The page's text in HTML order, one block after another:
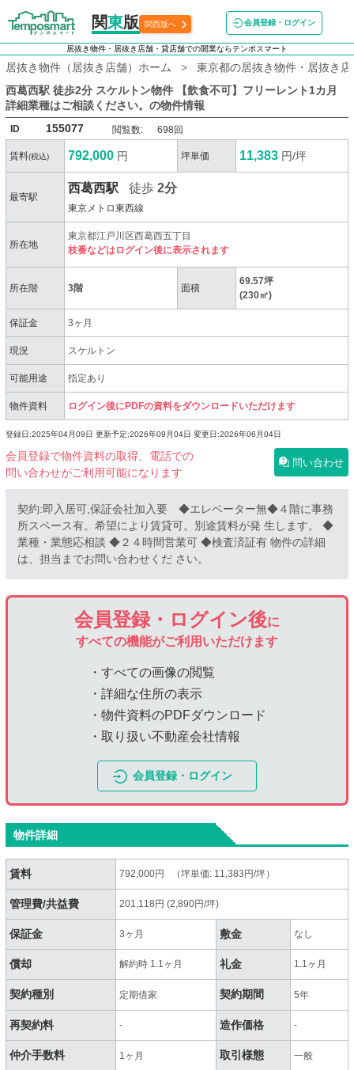
関東版 関西版へ 会員登録・ログイン
居抜き物件・居抜き店舗・貸店舗での開業ならテンポスマート
居抜き物件（居抜き店舗）ホーム
東京都の居抜き物件・居抜き
西葛西駅 徒歩2分 スケルトン物件 【飲食不可】フリーレント1カ月
詳細業種はご相談ください。 の物件情報
ID 155077 閲覧数: 698回
賃料(税込) 792,000 円 坪単価 11,383 円/坪
最寄駅
西葛西駅 徒歩2分
東京メトロ東西線
所在地
東京都江戸川区西葛西五丁目
枝番などはログイン後に表示されます
所在階 3階 面積
69.57坪
(230㎡)
保証金 3ヶ月
現況 スケルトン
可能用途 指定あり
物件資料 ログイン後にPDFの資料をダウンロードいただけます
登録日:2025年04月09日 更新予定:2026年09月04日 変更日:2026年06月04日
会員登録で物件資料の取得、電話での
問い合わせがご利用可能になります
問い合わせ
契約:即入居可,保証会社加入要 ◆エレベーター無◆４階に事務
所スペース有。希望により賃貸可。別途賃料が発 ⽣します。 ◆
業種・業態応相談 ◆２４時間営業可 ◆検査済証有 物件の詳細
は、担当までお問い合わせくだ さい。
会員登録・ログイン後に
すべての機能がご利用いただけます
・すべての画像の閲覧
・詳細な住所の表示
・物件資料のPDFダウンロード
・取り扱い不動産会社情報
会員登録・ログイン
物件詳細
賃料 792,000円 （坪単価: 11,383円/坪）
管理費/共益費 201,118円 (2,890円/坪)
保証金 3ヶ月 敷金 なし
償却 解約時 1.1ヶ月 礼金 1.1ヶ月
契約種別 定期借家 契約期間 5年
再契約料 - 造作価格 -
仲介手数料 1ヶ月 取引様態 一般